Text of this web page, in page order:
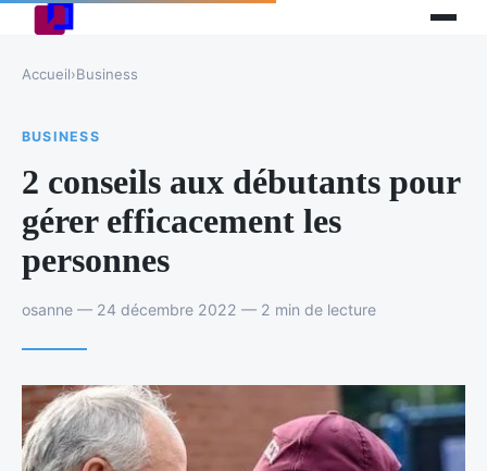
Accueil›Business
BUSINESS
2 conseils aux débutants pour
gérer efficacement les
personnes
osanne — 24 décembre 2022 — 2 min de lecture